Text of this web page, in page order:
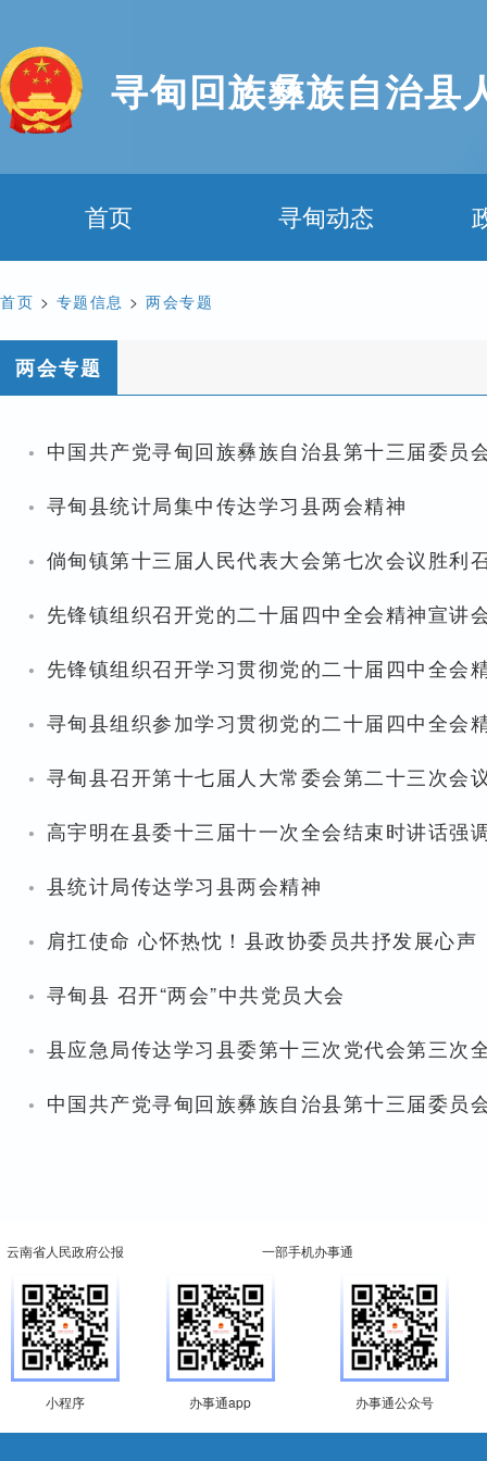
寻甸回族彝族自治县
首页 寻甸动态
首页 > 专题信息 > 两会专题
两会专题
· 中国共产党寻甸回族彝族自治县第十三届委员
· 寻甸县统计局集中传达学习县两会精神
· 倘甸镇第十三届人民代表大会第七次会议胜利
· 先锋镇组织召开党的二十届四中全会精神宣讲
· 先锋镇组织召开学习贯彻党的二十届四中全会
· 寻甸县组织参加学习贯彻党的二十届四中全会
· 寻甸县召开第十七届人大常委会第二十三次会
·
· 县统计局传达学习县两会精神
· 肩扛使命 心怀热忱！县政协委员共抒发展心声
· 寻甸县 召开“两会”中共党员大会
· 县应急局传达学习县委第十三次党代会第三次
· 中国共产党寻甸回族彝族自治县第十三届委员
云南省人民政府公报
小程序
一部手机办事通
办事通app 办事通公众号